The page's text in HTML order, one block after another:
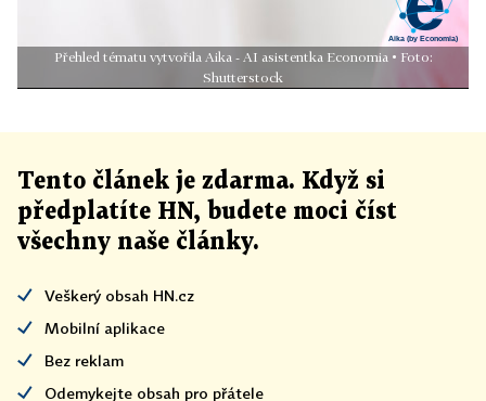
Přehled tématu vytvořila Aika - AI asistentka Economia • Foto:
Shutterstock
Tento článek je zdarma. Když si
předplatíte HN, budete moci číst
všechny naše články.
Veškerý obsah HN.cz
Mobilní aplikace
Bez reklam
Odemykejte obsah pro přátele